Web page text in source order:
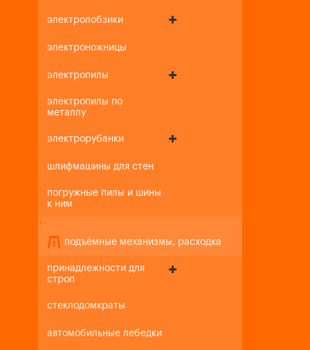
электролобзики
электроножницы
электропилы
электропилы по
металлу
электрорубанки
шлифмашины для стен
погружные пилы и шины
к ним
+-
подъёмные механизмы, расходка
принадлежности для
строп
стеклодомкраты
автомобильные лебедки